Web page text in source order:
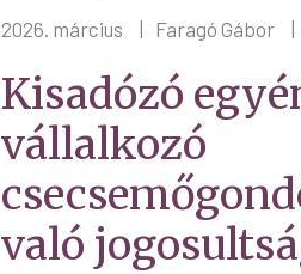
2026. március Faragó Gábor
Kisadózó
vállalkozó
való